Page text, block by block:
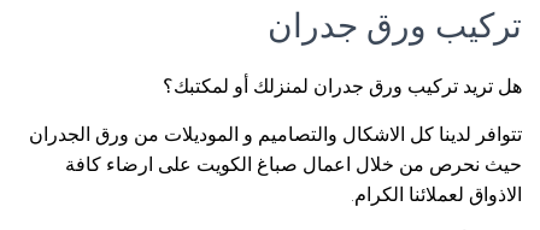
تركيب ورق جدران
هل تريد تركيب ورق جدران لمنزلك أو لمكتبك؟
تتوافر لدينا كل الاشكال والتصاميم و الموديلات من ورق الجدران
حيث نحرص من خلال اعمال صباغ الكويت على ارضاء كافة
الاذواق لعملائنا الكرام.